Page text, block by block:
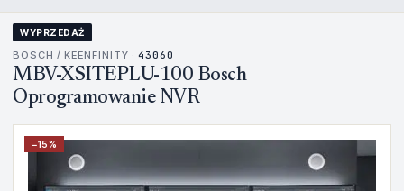
WYPRZEDAŻ
BOSCH / KEENFINITY · 43060
MBV-XSITEPLU-100 Bosch
Oprogramowanie NVR
−15%